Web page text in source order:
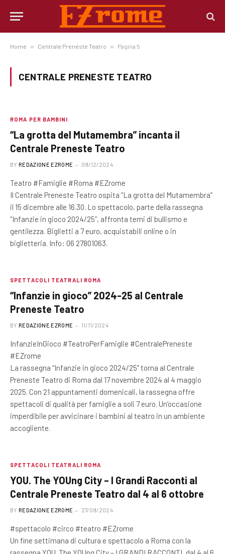
Home » Centrale Preneste Teatro » Pagina 5
CENTRALE PRENESTE TEATRO
ROMA PER BAMBINI
“La grotta del Mutamembra” incanta il
Centrale Preneste Teatro
BY REDAZIONE EZROME 09/12/2024
Teatro #Famiglie #Roma #EZrome
Il Centrale Preneste Teatro ospita “La grotta del Mutamembra”
il 15 dicembre alle 16.30. Lo spettacolo, parte della rassegna
“Infanzie in gioco 2024/25”, affronta temi di bullismo e
gentilezza. Biglietti a 7 euro, acquistabili online o in
biglietteria. Info: 06 27801063.
SPETTACOLI TEATRALI ROMA
“Infanzie in gioco” 2024-25 al Centrale
Preneste Teatro
BY REDAZIONE EZROME 11/11/2024
InfanzieInGioco #TeatroPerFamiglie #CentralePreneste
#EZrome
La rassegna “Infanzie in gioco 2024/25” torna al Centrale
Preneste Teatro di Roma dal 17 novembre 2024 al 4 maggio
2025. Con 21 appuntamenti domenicali, la rassegna offre
spettacoli di qualità per famiglie a soli 7 euro. Un’occasione
imperdibile per avvicinare i bambini al teatro in un ambiente
accogliente.
SPETTACOLI TEATRALI ROMA
YOU. The YOUng City – I Grandi Racconti al
Centrale Preneste Teatro dal 4 al 6 ottobre
BY REDAZIONE EZROME 27/09/2024
#spettacolo #circo #teatro #EZrome
Un fine settimana di cultura e spettacolo a Roma con la